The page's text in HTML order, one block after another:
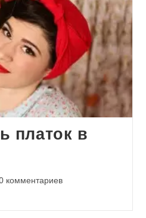
платок в
комментариев